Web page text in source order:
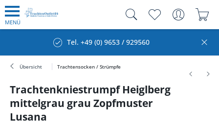
MENÜ
Tel. +49 (0) 9653 / 929560
Übersicht Trachtensocken / Strümpfe
Trachtenkniestrumpf Heiglberg
mittelgrau grau Zopfmuster
Lusana